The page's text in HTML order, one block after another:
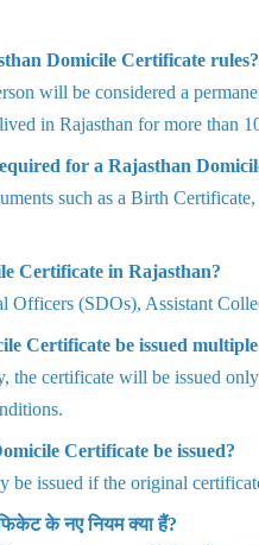
Domicile Certificate rules?
will be considered a
in Rajasthan for more than
for a Rajasthan
such as a Birth
Certificate in Rajasthan?
(SDOs), Assistant
Certificate be issued multiple
the certificate will be issued
Certificate be issued?
be issued if the original
के नए नियम क्या हैं?